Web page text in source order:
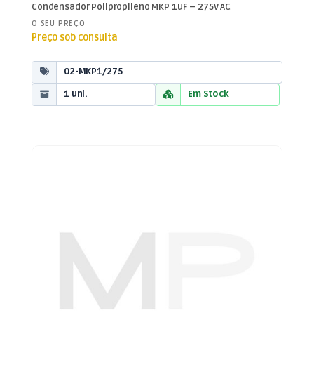
Polipropileno
Condensador Polipropileno MKP 1uF – 275V AC
O SEU PREÇO
Preço sob consulta
02-MKP1/275
1 uni.
Em Stock